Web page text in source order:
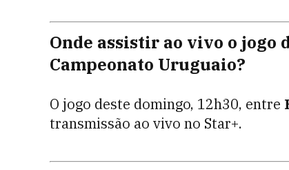
Onde assistir ao vivo o jogo
Campeonato Uruguaio?
O jogo deste domingo, 12h30, entre
transmissão ao vivo no Star+.